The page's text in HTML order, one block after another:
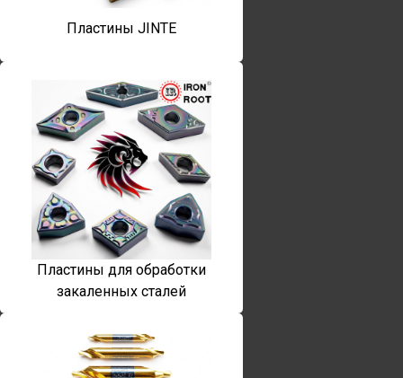
Пластины JINTE
Пластины для обработки
закаленных сталей